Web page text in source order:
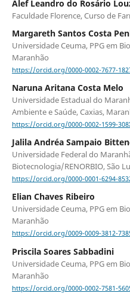
Alef Leandro do Rosário
Faculdade Florence, Curso de
Margareth Santos Costa
Universidade Ceuma, PPG em
Maranhão
https://orcid.org/0000-0002-7677-
Naruna Aritana Costa Melo
Universidade Estadual do
Ambiente e Saúde, Caxias,
https://orcid.org/0000-0002-1599-
Jalila Andréa Sampaio
Universidade Federal do
Biotecnologia/RENORBIO, São
https://orcid.org/0000-0001-6294-
Elian Chaves Ribeiro
Universidade Ceuma, PPG em
Maranhão
https://orcid.org/0009-0009-3812-
Priscila Soares Sabbadini
Universidade Ceuma, PPG em
Maranhão
https://orcid.org/0000-0002-7581-